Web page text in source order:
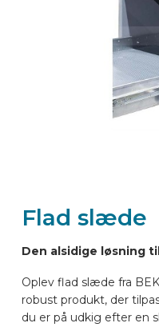
Flad slæde
Den alsidige løsning
Oplev flad slæde fra
robust produkt, der
du er på udkig efter en